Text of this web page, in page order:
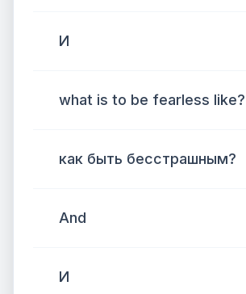
И
what is to be fearless like?
как быть бесстрашным?
And
И